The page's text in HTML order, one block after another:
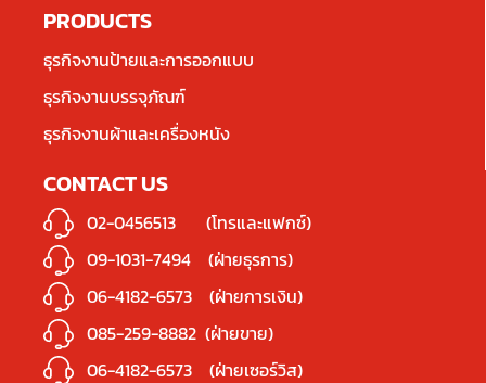
PRODUCTS
ธุรกิจงานป้ายและการออกแบบ
ธุรกิจงานบรรจุภัณฑ์
ธุรกิจงานผ้าและเครื่องหนัง
CONTACT US
02-0456513
(โทรและแฟกซ์)
09-1031-7494 (ฝ่ายธุรการ)
06-4182-6573 (ฝ่ายการเงิน)
085-259-8882 (ฝ่ายขาย)
06-4182-6573 (ฝ่ายเซอร์วิส)